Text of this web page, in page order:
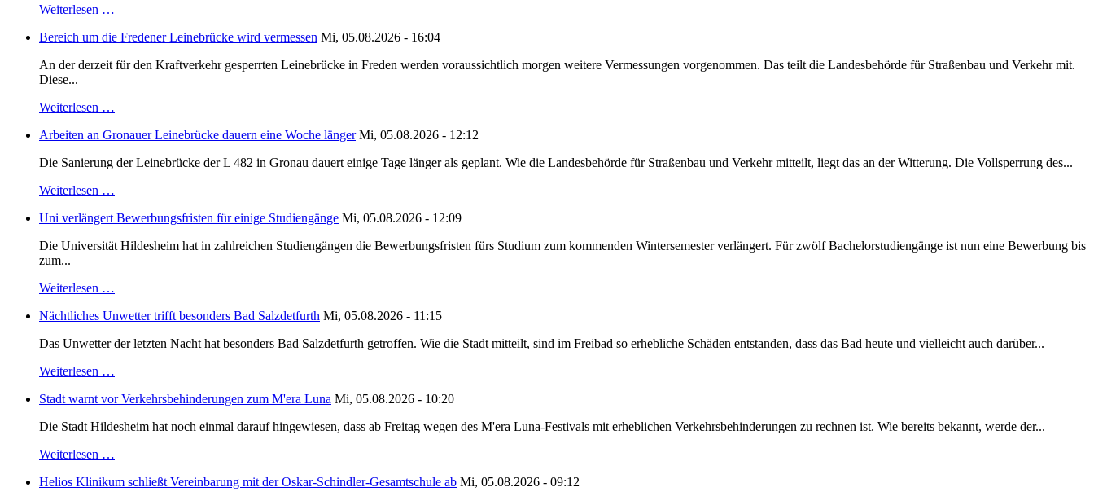
Weiterlesen …
Bereich um die Fredener Leinebrücke wird vermessen Mi, 05.08.2026 - 16:04
An der derzeit für den Kraftverkehr gesperrten Leinebrücke in Freden werden voraussichtlich morgen weitere Vermessungen vorgenommen. Das teilt die Landesbehörde für Straßenbau und Verkehr mit.
Diese...
Weiterlesen …
Arbeiten an Gronauer Leinebrücke dauern eine Woche länger Mi, 05.08.2026 - 12:12
Die Sanierung der Leinebrücke der L 482 in Gronau dauert einige Tage länger als geplant. Wie die Landesbehörde für Straßenbau und Verkehr mitteilt, liegt das an der Witterung. Die Vollsperrung des...
Weiterlesen …
Uni verlängert Bewerbungsfristen für einige Studiengänge Mi, 05.08.2026 - 12:09
Die Universität Hildesheim hat in zahlreichen Studiengängen die Bewerbungsfristen fürs Studium zum kommenden Wintersemester verlängert. Für zwölf Bachelorstudiengänge ist nun eine Bewerbung bis
zum...
Weiterlesen …
Nächtliches Unwetter trifft besonders Bad Salzdetfurth Mi, 05.08.2026 - 11:15
Das Unwetter der letzten Nacht hat besonders Bad Salzdetfurth getroffen. Wie die Stadt mitteilt, sind im Freibad so erhebliche Schäden entstanden, dass das Bad heute und vielleicht auch darüber...
Weiterlesen …
Stadt warnt vor Verkehrsbehinderungen zum M'era Luna Mi, 05.08.2026 - 10:20
Die Stadt Hildesheim hat noch einmal darauf hingewiesen, dass ab Freitag wegen des M'era Luna-Festivals mit erheblichen Verkehrsbehinderungen zu rechnen ist. Wie bereits bekannt, werde der...
Weiterlesen …
Helios Klinikum schließt Vereinbarung mit der Oskar-Schindler-Gesamtschule ab Mi, 05.08.2026 - 09:12